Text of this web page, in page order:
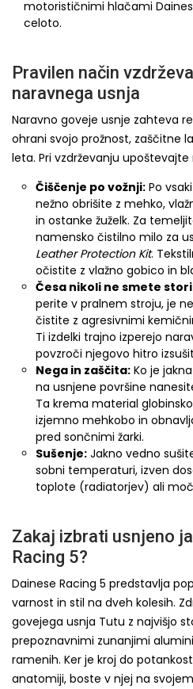
motorističnimi hlačami
celoto.
Pravilen način
naravnega usnja
Naravno goveje usnje zahteva
ohrani svojo prožnost, zaščitne
leta. Pri vzdrževanju
Čiščenje po vožnji: Po
nežno obrišite z mehko,
in ostanke žuželk. Za
namensko čistilno milo za
Leather Protection Kit.
očistite z vlažno gobico in
Česa nikoli ne smete
perite v pralnem stroju, je
čistite z agresivnimi
Ti izdelki trajno izperejo
povzroči njegovo hitro
Nega in zaščita: Ko je
na usnjene površine
Ta krema material
izjemno mehkobo in
pred sončnimi žarki.
Sušenje: Jakno vedno
sobni temperaturi, izven
toplote (radiatorjev) ali
Zakaj izbrati usnjeno
Racing 5?
Dainese Racing 5 predstavlja
varnost in stil na dveh kolesih.
govejega usnja Tutu z najvišjo
prepoznavnimi zunanjimi
ramenih. Ker je kroj do
anatomiji, boste v njej na